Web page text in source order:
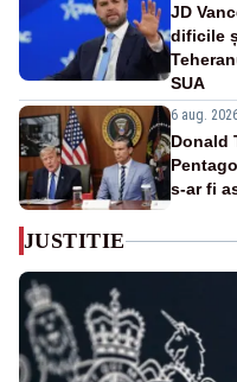
JD
dificile
SUA
6 aug.
Donald
s-ar fi
JUSTITIE